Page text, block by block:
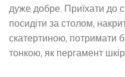
дуже добре. Приїхати до
посидіти за столом,
скатертиною, потримати
тонкою, як пергамент